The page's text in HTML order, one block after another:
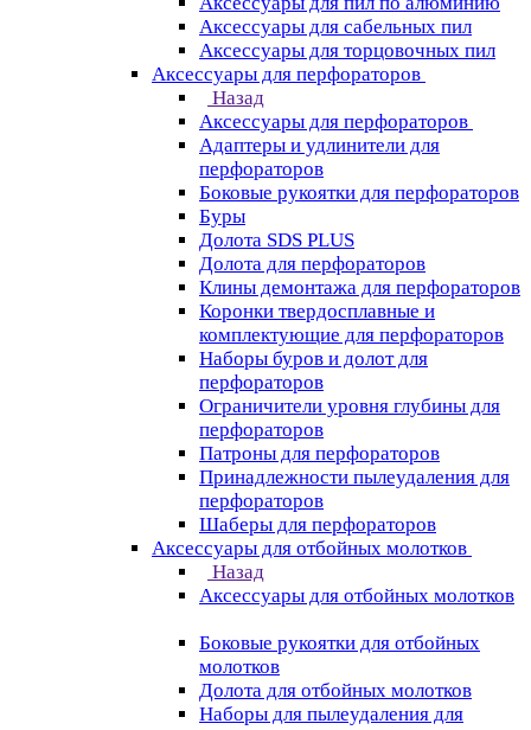
Аксессуары для сабельных пил
Аксессуары для торцовочных пил
Аксессуары для перфораторов
Назад
Аксессуары для перфораторов
Адаптеры и удлинители для
перфораторов
Боковые рукоятки для перфораторов
Буры
Долота SDS PLUS
Долота для перфораторов
Клины демонтажа для перфораторов
Коронки твердосплавные и
комплектующие для перфораторов
Наборы буров и долот для
перфораторов
Ограничители уровня глубины для
перфораторов
Патроны для перфораторов
Принадлежности пылеудаления для
перфораторов
Шаберы для перфораторов
Аксессуары для отбойных молотков
Назад
Аксессуары для отбойных молотков
Боковые рукоятки для отбойных
молотков
Долота для отбойных молотков
Наборы для пылеудаления для